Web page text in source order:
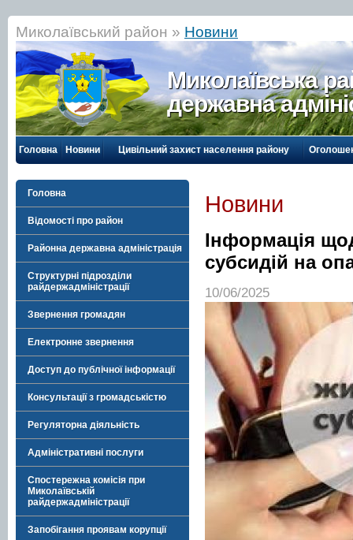
Миколаївський район » Новини
Миколаївська
державна
Головна Новини Цивільний захист населення району
Головна
Відомості про район
Районна державна адміністрація
Структурні підрозділи
райдержадміністрації
Звернення громадян
Електронне звернення
Доступ до публічної інформації
Консультації з громадськістю
Регуляторна діяльність
Адміністративні послуги
Спостережна комісія при
Миколаївській
райдержадміністрації
Запобігання проявам корупції
Новини
Інформація
субсидій на
10/06/2025